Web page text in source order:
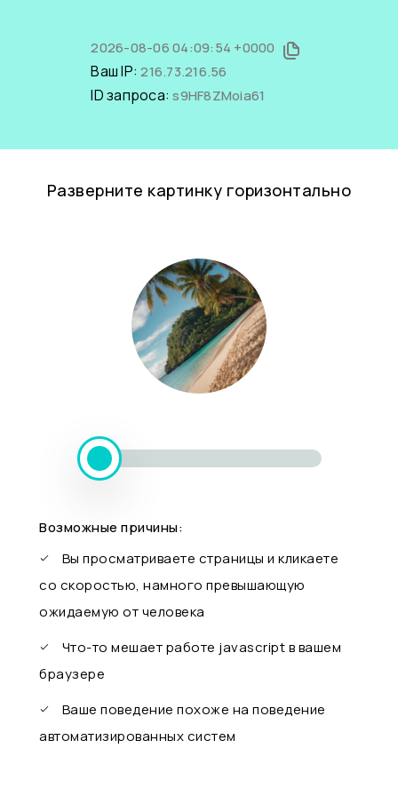
2026-08-06 04:09:54 +0000
Ваш IP:216.73.216.56
ID запроса:s9HF8ZMoia61
Разверните картинку горизонтально
Возможные причины:
Вы просматриваете страницы и кликаете
со скоростью, намного превышающую
ожидаемую от человека
Что-то мешает работе javascript в вашем
браузере
Ваше поведение похоже на поведение
автоматизированных систем